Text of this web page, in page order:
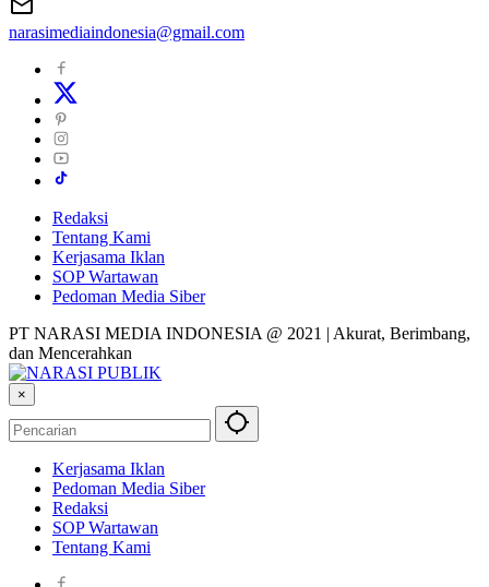
narasimediaindonesia@gmail.com
Redaksi
Tentang Kami
Kerjasama Iklan
SOP Wartawan
Pedoman Media Siber
PT NARASI MEDIA INDONESIA @ 2021 | Akurat, Berimbang,
dan Mencerahkan
×
Kerjasama Iklan
Pedoman Media Siber
Redaksi
SOP Wartawan
Tentang Kami